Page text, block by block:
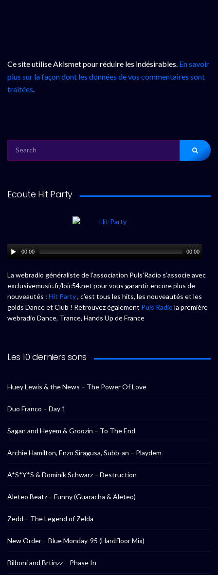
Ce site utilise Akismet pour réduire les indésirables. En savoir
plus sur la façon dont les données de vos commentaires sont
traitées.
FOR:
Ecoute Hit Party
00:00 00:00
La webradio généraliste de l’association Puls’Radio s’associe avec
exclusivemusic.fr/loic54.net pour vous garantir encore plus de
nouveautés : Hit Party, c’est tous les hits, les nouveautés et les
golds Dance et Club ! Retrouvez également Puls’Radio la première
webradio Dance, Trance, Hands Up de France
Les 10 derniers sons
Huey Lewis & the News – The Power Of Love
Duo Franco – Day 1
Sagan and Heyem & Groozin – To The End
Archie Hamilton, Enzo Siragusa, Subb-an – Playdem
A*S*Y*S & Dominik Schwarz – Destruction
Aleteo Beatz – Funny (Guaracha & Aleteo)
Zedd – The Legend of Zelda
New Order – Blue Monday-95 (Hardfloor Mix)
Bilboni and Brtinzz – Phase In